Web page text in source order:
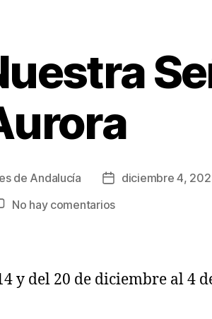
de Andalucía
diciembre 4,
No hay comentarios
y del 20 de diciembre al 4